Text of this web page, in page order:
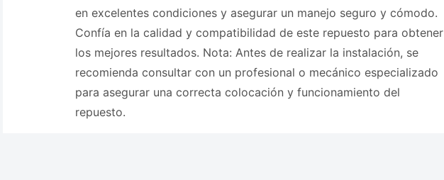
en excelentes condiciones y asegurar un manejo seguro y cómodo.
Confía en la calidad y compatibilidad de este repuesto para obtener
los mejores resultados. Nota: Antes de realizar la instalación, se
recomienda consultar con un profesional o mecánico especializado
para asegurar una correcta colocación y funcionamiento del
repuesto.